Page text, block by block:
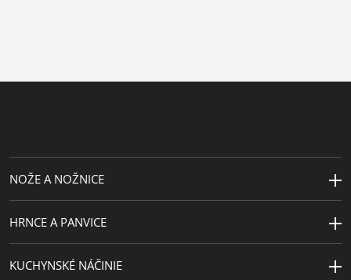
NOŽE A NOŽNICE
HRNCE A PANVICE
KUCHYNSKÉ NÁČINIE